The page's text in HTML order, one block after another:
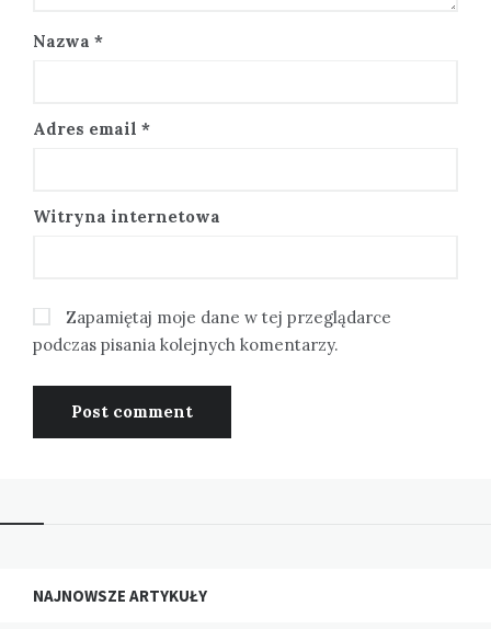
Nazwa *
Adres email *
Witryna internetowa
Zapamiętaj moje dane w tej przeglądarce
podczas pisania kolejnych komentarzy.
NAJNOWSZE ARTYKUŁY